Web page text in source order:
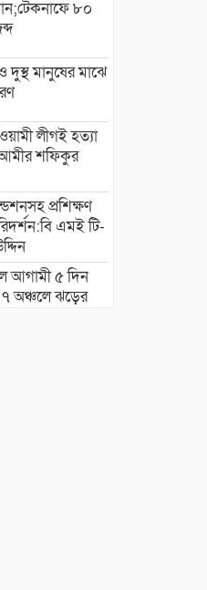
৮০
মানুষের মাঝে
লীগই হত্যা
শফিকুর
প্রশিক্ষণ
এমই টি-
আগামী ৫ দিন
৭ অঞ্চলে ঝড়ের
সাঁড়াশি
১০,মামলা